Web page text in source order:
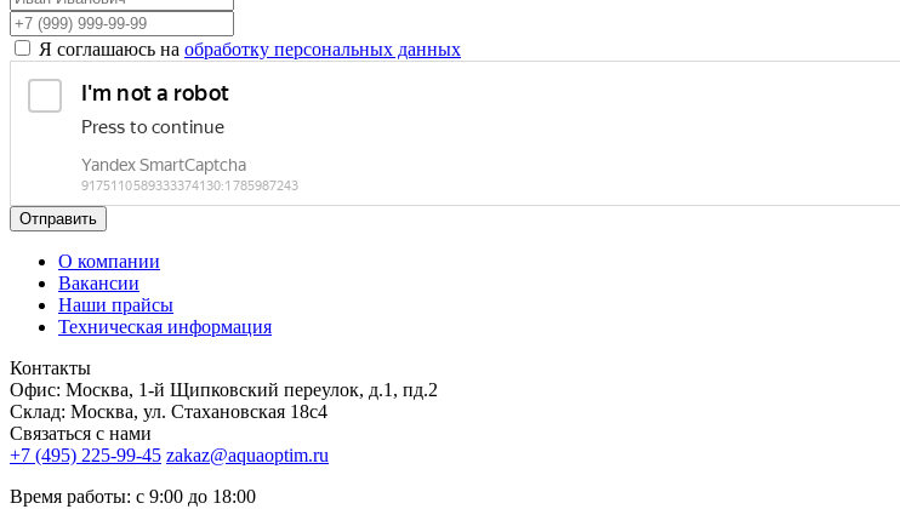
Я соглашаюсь на обработку персональных данных
Отправить
О компании
Вакансии
Наши прайсы
Техническая информация
Контакты
Офис: Москва, 1-й Щипковский переулок, д.1, пд.2
Склад: Москва, ул. Стахановская 18с4
Связаться с нами
+7 (495) 225-99-45 zakaz@aquaoptim.ru
Время работы: с 9:00 до 18:00